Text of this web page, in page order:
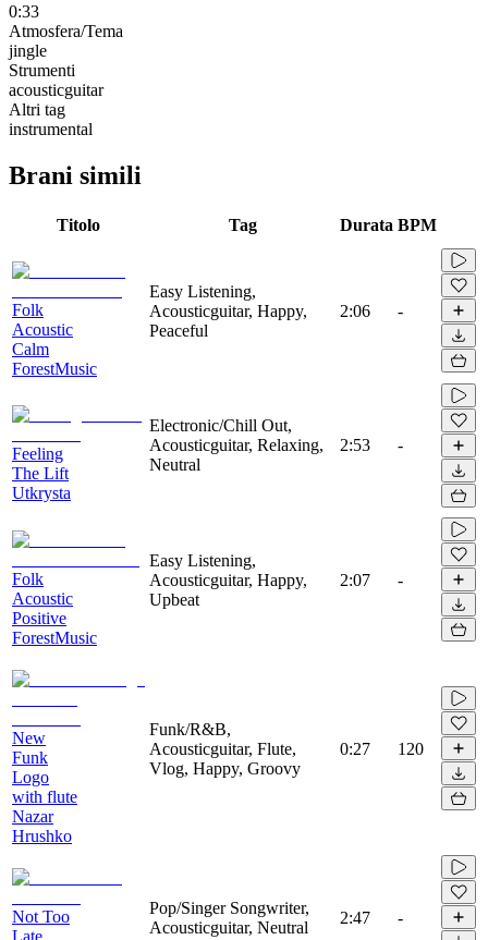
0:33
Atmosfera/Tema
jingle
Strumenti
acousticguitar
Altri tag
instrumental
Brani simili
Titolo Tag Durata BPM
Folk
Acoustic
Calm
ForestMusic
Easy Listening,
Acousticguitar, Happy,
Peaceful
2:06 -
Feeling
The Lift
Utkrysta
Electronic/Chill Out,
Acousticguitar, Relaxing,
Neutral
2:53 -
Folk
Acoustic
Positive
ForestMusic
Easy Listening,
Acousticguitar, Happy,
Upbeat
2:07 -
New
Funk
Logo
with flute
Nazar
Hrushko
Funk/R&B,
Acousticguitar, Flute,
Vlog, Happy, Groovy
0:27 120
Not Too
Late
Pop/Singer Songwriter,
Acousticguitar, Neutral
2:47 -